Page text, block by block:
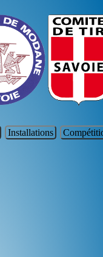
Installations